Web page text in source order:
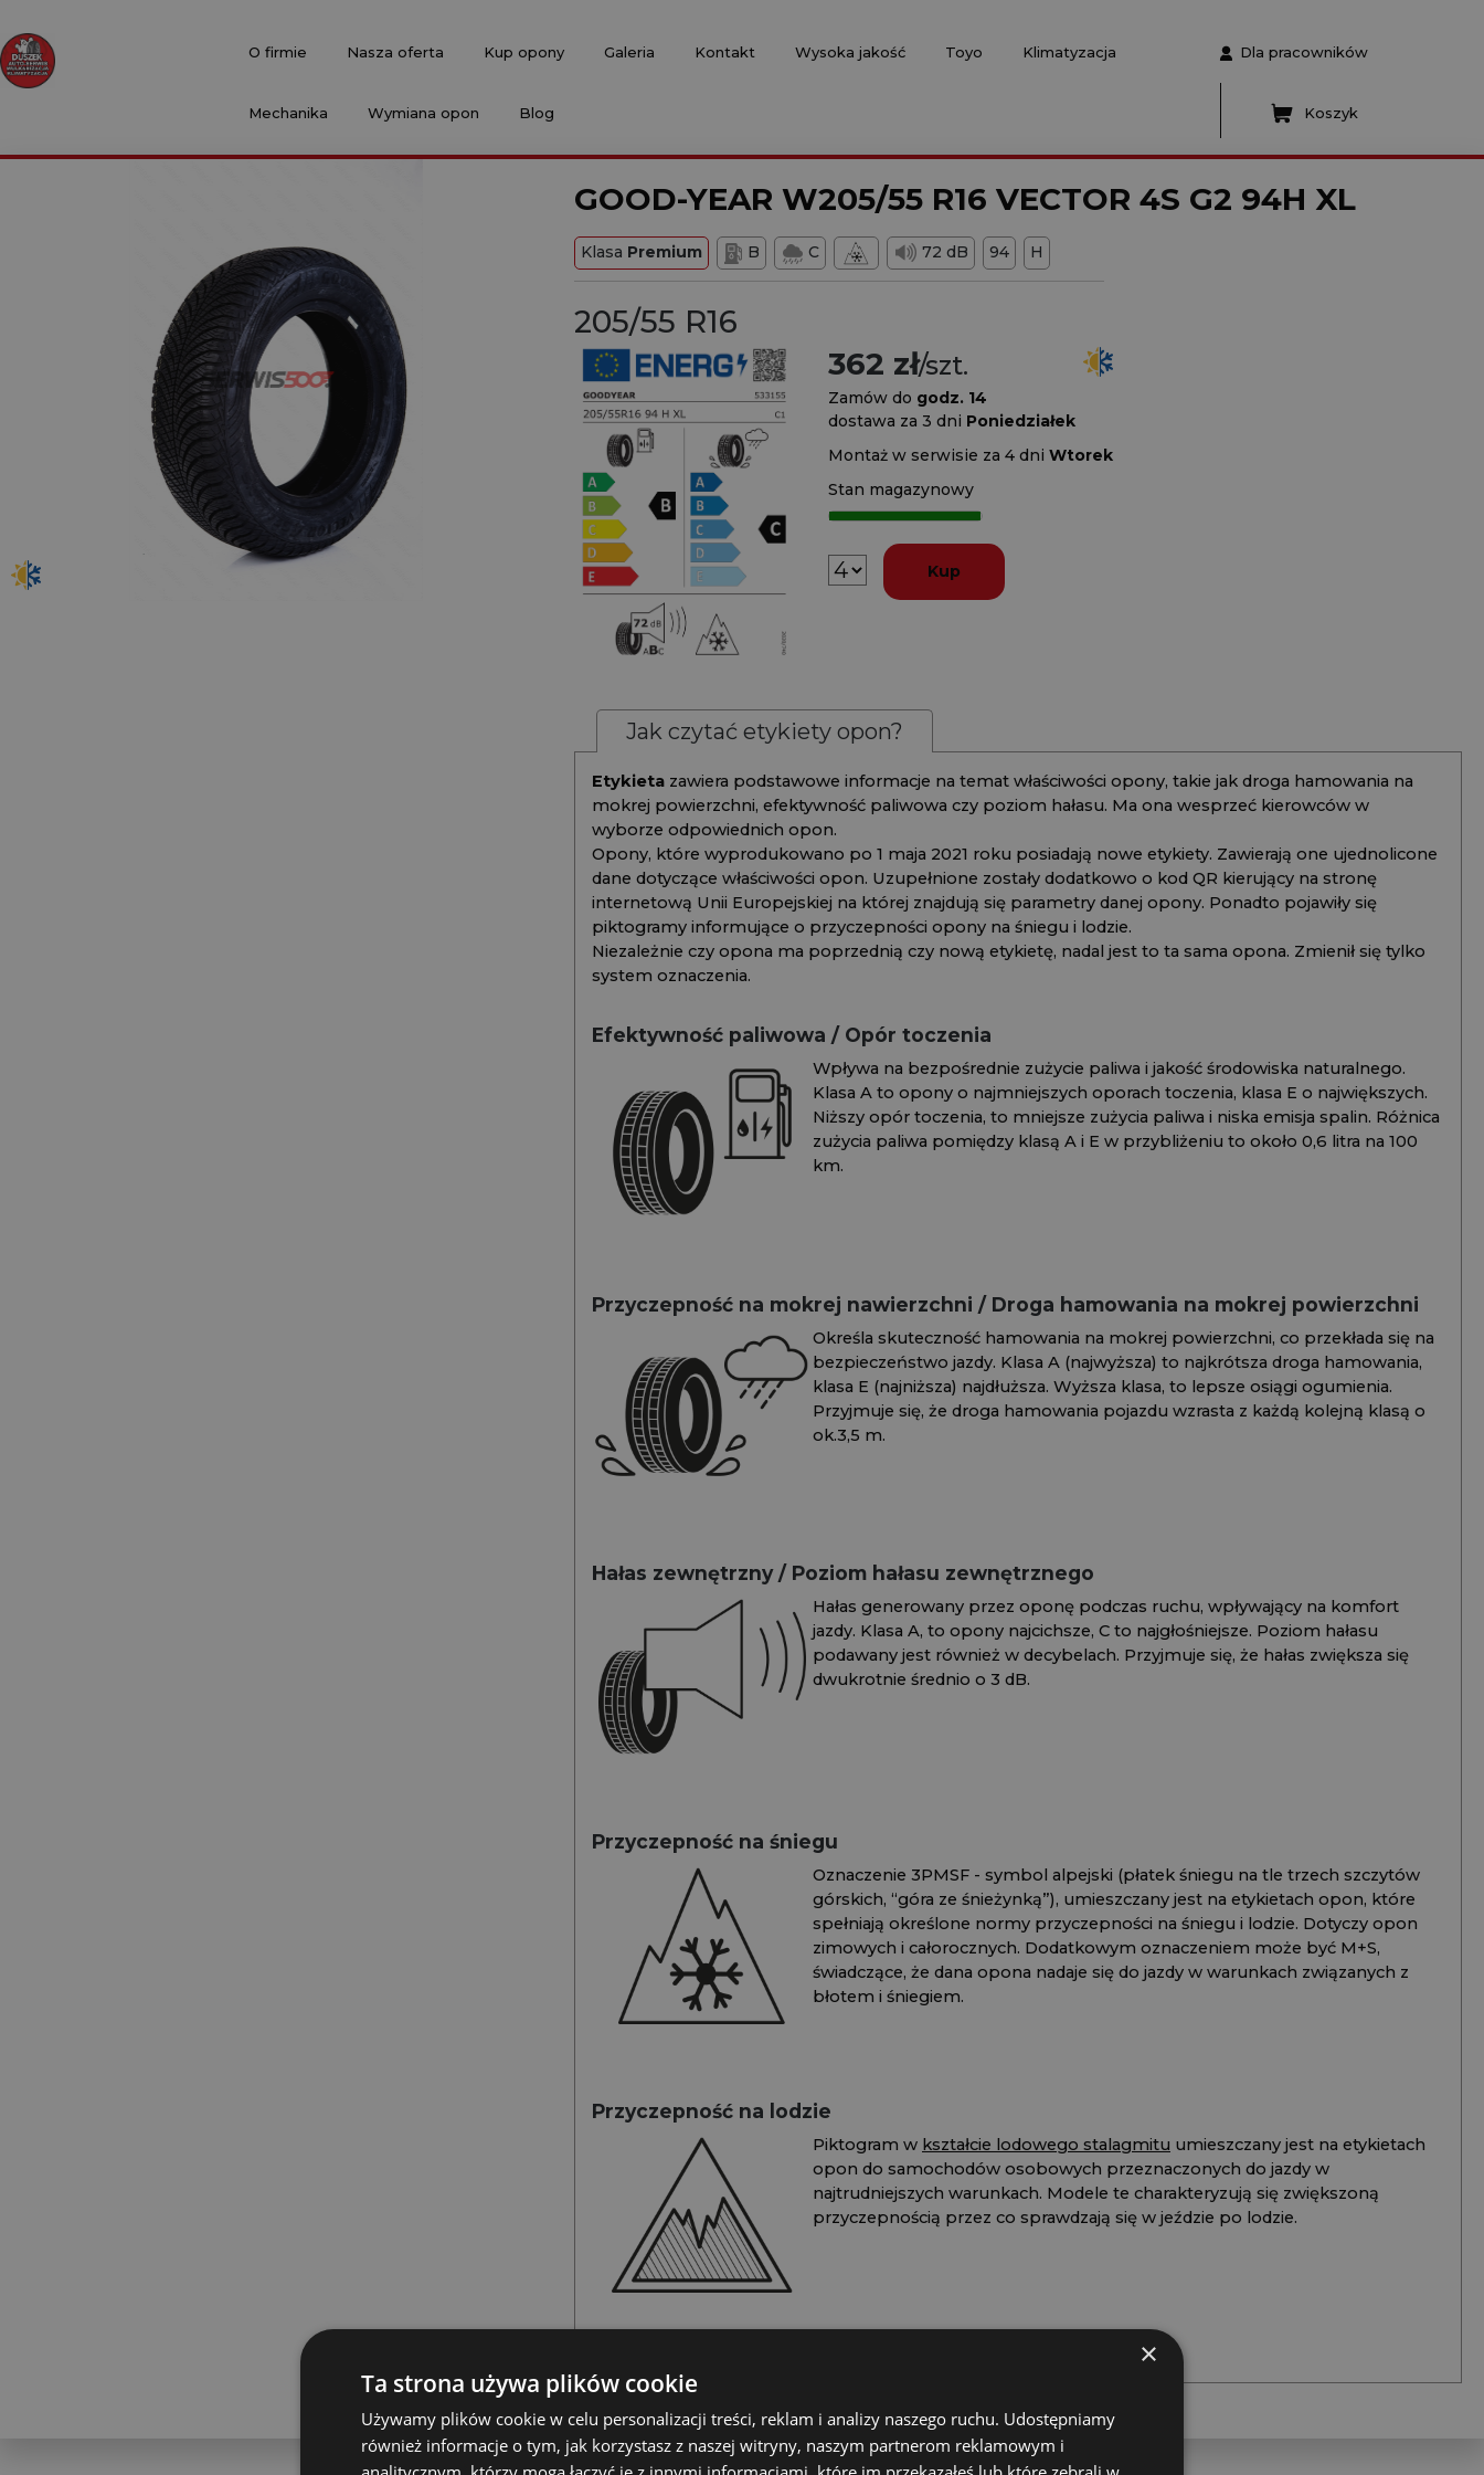
O firmie Nasza oferta Kup opony Galeria Kontakt Wysoka jakość Toyo Klimatyzacja
Mechanika Wymiana opon Blog
Dla pracowników
Koszyk
GOOD-YEAR W205/55 R16 VECTOR 4S G2 94H XL
Klasa Premium B C 72 dB 94 H
205/55 R16
362 zł/szt.
Zamów do godz. 14
dostawa za 3 dni Poniedziałek
Montaż w serwisie za 4 dni Wtorek
Stan magazynowy
Kup
Jak czytać etykiety opon?
Etykieta zawiera podstawowe informacje na temat właściwości opony, takie jak droga hamowania na
mokrej powierzchni, efektywność paliwowa czy poziom hałasu. Ma ona wesprzeć kierowców w
wyborze odpowiednich opon.
Opony, które wyprodukowano po 1 maja 2021 roku posiadają nowe etykiety. Zawierają one ujednolicone
dane dotyczące właściwości opon. Uzupełnione zostały dodatkowo o kod QR kierujący na stronę
internetową Unii Europejskiej na której znajdują się parametry danej opony. Ponadto pojawiły się
piktogramy informujące o przyczepności opony na śniegu i lodzie.
Niezależnie czy opona ma poprzednią czy nową etykietę, nadal jest to ta sama opona. Zmienił się tylko
system oznaczenia.
Efektywność paliwowa / Opór toczenia
Wpływa na bezpośrednie zużycie paliwa i jakość środowiska naturalnego.
Klasa A to opony o najmniejszych oporach toczenia, klasa E o największych.
Niższy opór toczenia, to mniejsze zużycia paliwa i niska emisja spalin. Różnica
zużycia paliwa pomiędzy klasą A i E w przybliżeniu to około 0,6 litra na 100
km.
Przyczepność na mokrej nawierzchni / Droga hamowania na mokrej powierzchni
Określa skuteczność hamowania na mokrej powierzchni, co przekłada się na
bezpieczeństwo jazdy. Klasa A (najwyższa) to najkrótsza droga hamowania,
klasa E (najniższa) najdłuższa. Wyższa klasa, to lepsze osiągi ogumienia.
Przyjmuje się, że droga hamowania pojazdu wzrasta z każdą kolejną klasą o
ok.3,5 m.
Hałas zewnętrzny / Poziom hałasu zewnętrznego
Hałas generowany przez oponę podczas ruchu, wpływający na komfort
jazdy. Klasa A, to opony najcichsze, C to najgłośniejsze. Poziom hałasu
podawany jest również w decybelach. Przyjmuje się, że hałas zwiększa się
dwukrotnie średnio o 3 dB.
Przyczepność na śniegu
Oznaczenie 3PMSF - symbol alpejski (płatek śniegu na tle trzech szczytów
górskich, “góra ze śnieżynką”), umieszczany jest na etykietach opon, które
spełniają określone normy przyczepności na śniegu i lodzie. Dotyczy opon
zimowych i całorocznych. Dodatkowym oznaczeniem może być M+S,
świadczące, że dana opona nadaje się do jazdy w warunkach związanych z
błotem i śniegiem.
Przyczepność na lodzie
Piktogram w kształcie lodowego stalagmitu umieszczany jest na etykietach
opon do samochodów osobowych przeznaczonych do jazdy w
najtrudniejszych warunkach. Modele te charakteryzują się zwiększoną
przyczepnością przez co sprawdzają się w jeździe po lodzie.
×
Ta strona używa plików cookie
Używamy plików cookie w celu personalizacji treści, reklam i analizy naszego ruchu. Udostępniamy
również informacje o tym, jak korzystasz z naszej witryny, naszym partnerom reklamowym i